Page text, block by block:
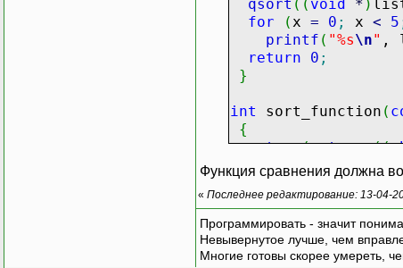
qsort ( ( void * )
for
( x = 0 ; x < 5
printf ( "%s\n" ,
return
0 ;
}
int sort_function (
{
return( strcmp((
}
Функция сравнения должна
« Последнее редактирование: 13-04-
Программировать - значит
Невывернутое лучше, чем
Многие готовы скорее умереть,